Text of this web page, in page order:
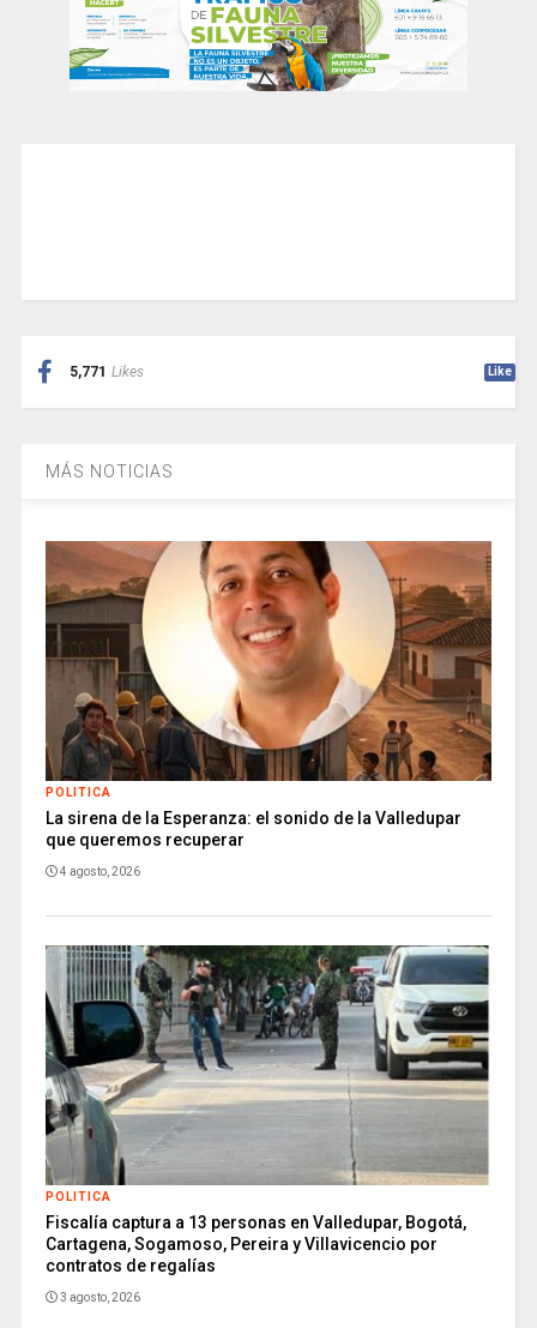
5,771 Likes Like
MÁS NOTICIAS
POLITICA
La sirena de la Esperanza: el sonido de la Valledupar
que queremos recuperar
4 agosto, 2026
POLITICA
Fiscalía captura a 13 personas en Valledupar, Bogotá,
Cartagena, Sogamoso, Pereira y Villavicencio por
contratos de regalías
3 agosto, 2026